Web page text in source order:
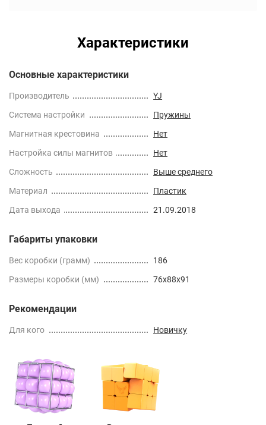
Характеристики
Основные характеристики
Производитель
YJ
Cистема настройки
Пружины
Магнитная крестовина
Нет
Настройка силы магнитов
Нет
Сложность
Выше среднего
Материал
Пластик
Дата выхода
21.09.2018
Габариты упаковки
Вес коробки (грамм)
186
Размеры коробки (мм)
76x88x91
Рекомендации
Для кого Новичку